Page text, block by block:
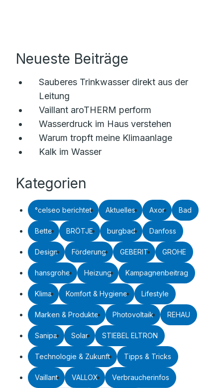
Neueste Beiträge
Sauberes Trinkwasser direkt aus der
Leitung
Vaillant aroTHERM perform
Wasserdruck im Haus verstehen
Warum tropft meine Klimaanlage
Kalk im Wasser
Kategorien
°celseo berichtet Aktuelles Axor Bad
Bette BRÖTJE burgbad Danfoss
Design Förderung GEBERIT GROHE
hansgrohe Heizung Kampagnenbeitrag
Klima Komfort & Hygiene Lifestyle
Marken & Produkte Photovoltaik REHAU
Sanipa Solar STIEBEL ELTRON
Technologie & Zukunft Tipps & Tricks
Vaillant VALLOX Verbraucherinfos